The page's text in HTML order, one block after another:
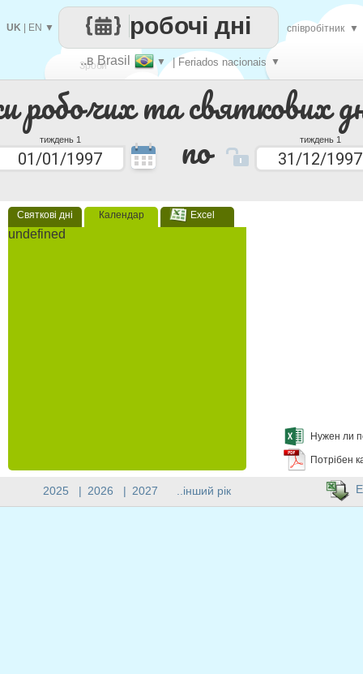
робочих та святкових
тиждень 1 по тиждень 1
Святкові дні Календар Excel
undefined
Нужен ли
Потрібен
Зроби
кожен
..в Brasil ▼ | Feriados nacionais ▼
робочі дні
UK EN ▼ співробітник ▼
2025 | 2026 | 2027 ..інший рік